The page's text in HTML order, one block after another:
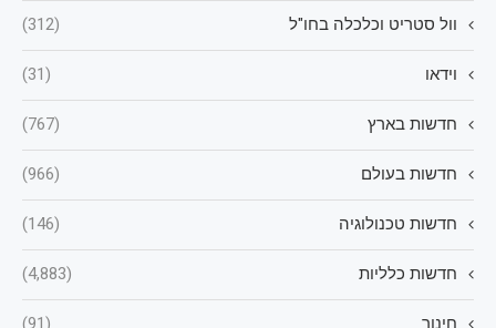
וול סטריט וכלכלה בחו"ל (312)
וידאו (31)
חדשות בארץ (767)
חדשות בעולם (966)
חדשות טכנולוגיה (146)
חדשות כלליות (4,883)
חינוך (91)